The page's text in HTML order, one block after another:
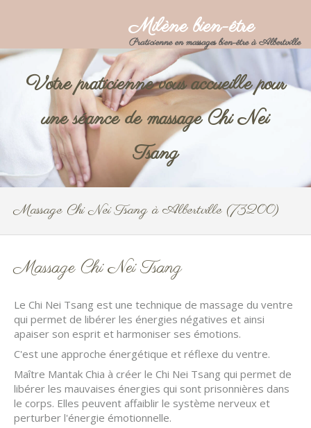
Milène bien-être
Praticienne en massages bien-être à Albertville
Votre praticienne vous accueille pour
une séance de massage Chi Nei
Tsang
Massage Chi Nei Tsang à Albertville (73200)
Massage Chi Nei Tsang
Le Chi Nei Tsang est une technique de massage du ventre
qui permet de libérer les énergies négatives et ainsi
apaiser son esprit et harmoniser ses émotions.
C'est une approche énergétique et réflexe du ventre.
Maître Mantak Chia à créer le Chi Nei Tsang qui permet de
libérer les mauvaises énergies qui sont prisonnières dans
le corps. Elles peuvent affaiblir le système nerveux et
perturber l'énergie émotionnelle.